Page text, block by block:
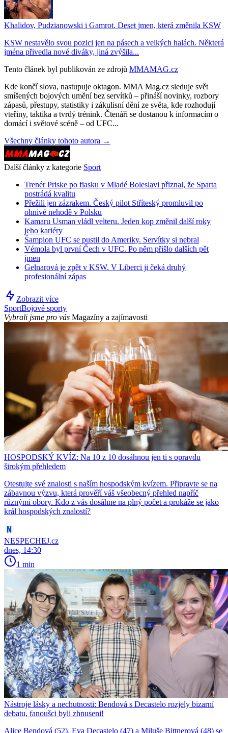
Khalidov, Pudzianowski i Gamrot. Deset jmen, která změnila KSW
KSW nestavělo svou pozici jen na pásech a velkých halách. Některá
jména přivedla nové diváky, jiná zvýšila...
Tento článek byl publikován ze zdrojů MMAMAG.cz
Kde končí slova, nastupuje oktagon. MMA Mag.cz sleduje svět
smíšených bojových umění bez servítků – přináší novinky, rozbory
zápasů, přestupy, statistiky i zákulisní dění ze světa, kde rozhodují
vteřiny, taktika a tvrdý trénink. Čtenáři se dostanou k informacím o
domácí i světové scéně – od UFC...
Všechny články tohoto autora →
Další články z kategorie Sport
Trenér Priske po fiasku v Mladé Boleslavi přiznal, že Sparta
postrádá kvalitu
Přežili jen zázrakem. Český pilot Stříteský promluvil po
ohnivé nehodě v Polsku
Kamaru Usman vládl velteru. Jeden kop změnil další roky
jeho kariéry
Šampion UFC se pustil do Ameriky. Servítky si nebral
Vémola byl první Čech v UFC. Po něm přišlo dalších pět
jmen
Gelnarová je zpět v KSW. V Liberci ji čeká druhý
profesionální zápas
Zobrazit více
SportBojové sporty
Vybrali jsme pro vás Magazíny a zajímavosti
HOSPODSKÝ KVÍZ: Na 10 z 10 dosáhnou jen ti s opravdu
širokým přehledem
Otestujte své znalosti s naším hospodským kvízem. Připravte se na
zábavnou výzvu, která prověří váš všeobecný přehled napříč
různými obory. Kdo z vás dosáhne na plný počet a prokáže se jako
král hospodských znalostí?
NESPECHEJ.cz
dnes, 14:30
1 min
Nástroje lásky a nechutnosti: Bendová s Decastelo rozjely bizarní
debatu, fanoušci byli zhnuseni!
Alice Bendová (52), Eva Decastelo (47) a Miluše Bittnerová (48) se